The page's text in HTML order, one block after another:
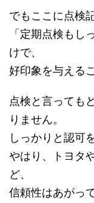
でもここに点検
「定期点検もし
けで、
好印象を与える
点検と言っても
りません。
しっかりと認可
やはり、トヨタ
ど、
信頼性はあがっ